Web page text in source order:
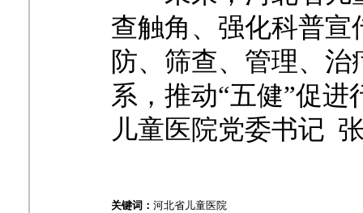
查触角、强化科普
防、筛查、管理、
系，推动“五健”促
儿童医院党委书记
关键词：河北省儿童医院